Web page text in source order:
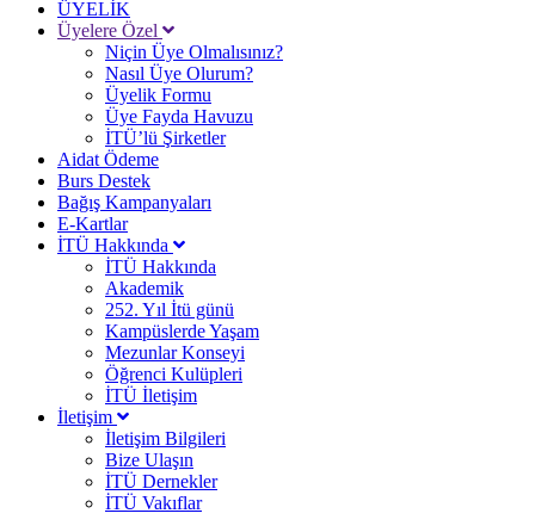
ÜYELİK
Üyelere Özel
Niçin Üye Olmalısınız?
Nasıl Üye Olurum?
Üyelik Formu
Üye Fayda Havuzu
İTÜ’lü Şirketler
Aidat Ödeme
Burs Destek
Bağış Kampanyaları
E-Kartlar
İTÜ Hakkında
İTÜ Hakkında
Akademik
252. Yıl İtü günü
Kampüslerde Yaşam
Mezunlar Konseyi
Öğrenci Kulüpleri
İTÜ İletişim
İletişim
İletişim Bilgileri
Bize Ulaşın
İTÜ Dernekler
İTÜ Vakıflar